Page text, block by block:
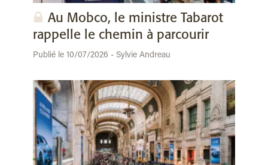
Au Mobco, le ministre Tabarot
rappelle le chemin à parcourir
Publié le 10/07/2026 - Sylvie Andreau